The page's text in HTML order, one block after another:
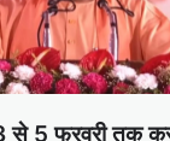
से 5 फरवरी तक